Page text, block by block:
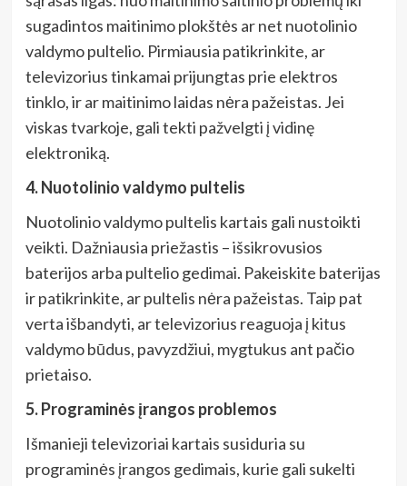
sugadintos maitinimo plokštės ar net nuotolinio
valdymo pultelio. Pirmiausia patikrinkite, ar
televizorius tinkamai prijungtas prie elektros
tinklo, ir ar maitinimo laidas nėra pažeistas. Jei
viskas tvarkoje, gali tekti pažvelgti į vidinę
elektroniką.
4. Nuotolinio valdymo pultelis
Nuotolinio valdymo pultelis kartais gali nustoikti
veikti. Dažniausia priežastis – išsikrovusios
baterijos arba pultelio gedimai. Pakeiskite baterijas
ir patikrinkite, ar pultelis nėra pažeistas. Taip pat
verta išbandyti, ar televizorius reaguoja į kitus
valdymo būdus, pavyzdžiui, mygtukus ant pačio
prietaiso.
5. Programinės įrangos problemos
Išmanieji televizoriai kartais susiduria su
programinės įrangos gedimais, kurie gali sukelti